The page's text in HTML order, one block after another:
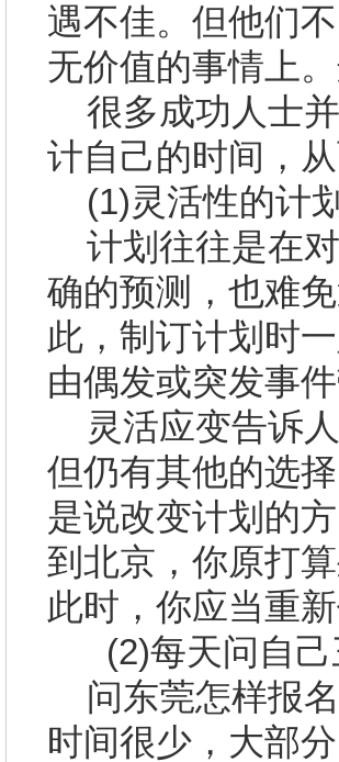
遇不佳。但他们
无价值的事情上
很多成功人士
计自己的时间，
(1)灵活性的计划
计划往往是在
确的预测，也难
此，制订计划时
由偶发或突发事
灵活应变告诉
但仍有其他的选
是说改变计划的
到北京，你原打
此时，你应当重
(2)每天问自
问东莞怎样报
时间很少，大部